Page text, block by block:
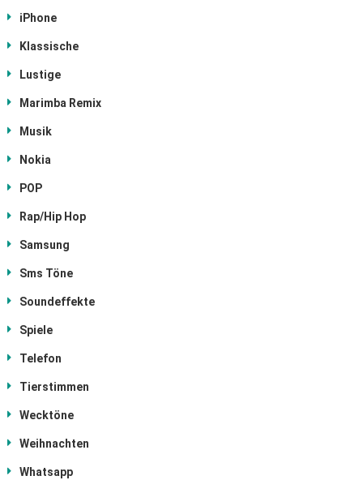
iPhone
Klassische
Lustige
Marimba Remix
Musik
Nokia
POP
Rap/Hip Hop
Samsung
Sms Töne
Soundeffekte
Spiele
Telefon
Tierstimmen
Wecktöne
Weihnachten
Whatsapp